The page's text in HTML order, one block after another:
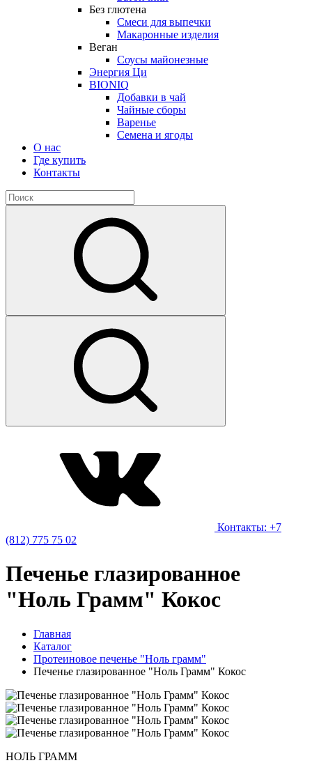
Без глютена
Смеси для выпечки
Макаронные изделия
Веган
Соусы майонезные
Энергия Ци
BIONIQ
Добавки в чай
Чайные сборы
Варенье
Семена и ягоды
О нас
Где купить
Контакты
Контакты: +7
(812) 775 75 02
Печенье глазированное
"Ноль Грамм" Кокос
Главная
Каталог
Протеиновое печенье "Ноль грамм"
Печенье глазированное "Ноль Грамм" Кокос
НОЛЬ ГРАММ